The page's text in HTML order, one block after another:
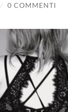
/ 0 COMMENTI